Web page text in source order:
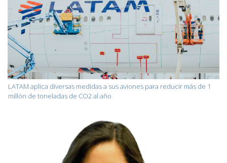
LATAM aplica diversas medidas a sus aviones para reducir más de 1
millón de toneladas de CO2 al año